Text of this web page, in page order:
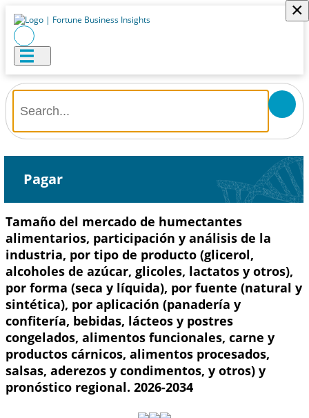
×
Pagar
Tamaño del mercado de humectantes
alimentarios, participación y análisis de la
industria, por tipo de producto (glicerol,
alcoholes de azúcar, glicoles, lactatos y otros),
por forma (seca y líquida), por fuente (natural y
sintética), por aplicación (panadería y
confitería, bebidas, lácteos y postres
congelados, alimentos funcionales, carne y
productos cárnicos, alimentos procesados,
salsas, aderezos y condimentos, y otros) y
pronóstico regional. 2026-2034